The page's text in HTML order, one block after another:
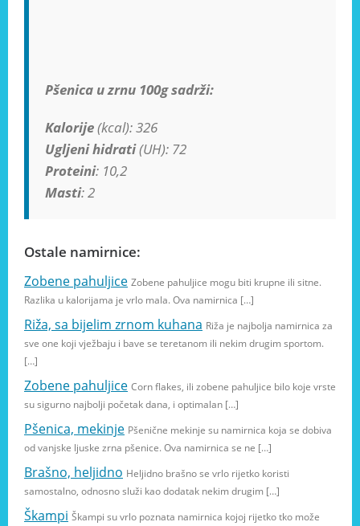
Pšenica u zrnu 100g sadrži:
Kalorije(kcal): 326
Ugljeni hidrati(UH): 72
Proteini: 10,2
Masti: 2
Ostale namirnice:
Zobene pahuljice Zobene pahuljice mogu biti krupne ili sitne.
Razlika u kalorijama je vrlo mala. Ova namirnica […]
Riža, sa bijelim zrnom kuhana Riža je najbolja namirnica za
sve one koji vježbaju i bave se teretanom ili nekim drugim sportom.
[…]
Zobene pahuljice Corn flakes, ili zobene pahuljice bilo koje vrste
su sigurno najbolji početak dana, i optimalan […]
Pšenica, mekinje Pšenične mekinje su namirnica koja se dobiva
od vanjske ljuske zrna pšenice. Ova namirnica se ne […]
Brašno, heljidno Heljidno brašno se vrlo rijetko koristi
samostalno, odnosno služi kao dodatak nekim drugim […]
Škampi Škampi su vrlo poznata namirnica kojoj rijetko tko može